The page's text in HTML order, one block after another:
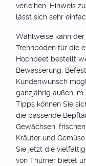
verleihen. Hinweis
lässt sich sehr
Wahlweise kann
Trennboden für die
Hochbeet bestellt
Bewässerung,
Kundenwunsch
ganzjährig außen im
Tipps können Sie
die passende
Gewächsen,
Kräuter und
Sie jetzt die
von Thurner bietet